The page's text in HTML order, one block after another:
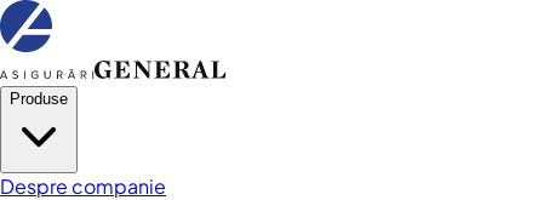
Produse
Despre companie